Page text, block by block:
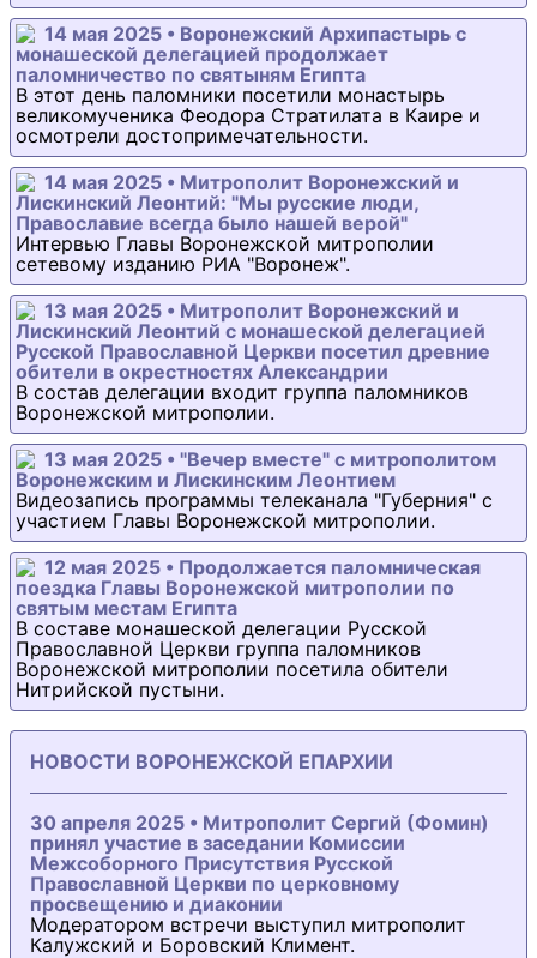
14 мая 2025 • Воронежский Архипастырь с
монашеской делегацией продолжает
паломничество по святыням Египта
В этот день паломники посетили монастырь
великомученика Феодора Стратилата в Каире и
осмотрели достопримечательности.
14 мая 2025 • Митрополит Воронежский и
Лискинский Леонтий: "Мы русские люди,
Православие всегда было нашей верой"
Интервью Главы Воронежской митрополии
сетевому изданию РИА "Воронеж".
13 мая 2025 • Митрополит Воронежский и
Лискинский Леонтий с монашеской делегацией
Русской Православной Церкви посетил древние
обители в окрестностях Александрии
В состав делегации входит группа паломников
Воронежской митрополии.
13 мая 2025 • "Вечер вместе" с митрополитом
Воронежским и Лискинским Леонтием
Видеозапись программы телеканала "Губерния" с
участием Главы Воронежской митрополии.
12 мая 2025 • Продолжается паломническая
поездка Главы Воронежской митрополии по
святым местам Египта
В составе монашеской делегации Русской
Православной Церкви группа паломников
Воронежской митрополии посетила обители
Нитрийской пустыни.
НОВОСТИ ВОРОНЕЖСКОЙ ЕПАРХИИ
30 апреля 2025 • Митрополит Сергий (Фомин)
принял участие в заседании Комиссии
Межсоборного Присутствия Русской
Православной Церкви по церковному
просвещению и диаконии
Модератором встречи выступил митрополит
Калужский и Боровский Климент.